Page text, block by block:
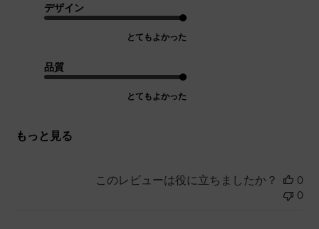
デザイン
とてもよかった
品質
とてもよかった
もっと見る
このレビューは役に立ちましたか？
0
0